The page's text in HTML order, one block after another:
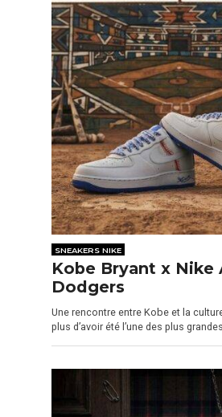
SNEAKERS NIKE
Kobe Bryant x Nike
Dodgers
Une rencontre entre Kobe et la
plus d’avoir été l’une des plus